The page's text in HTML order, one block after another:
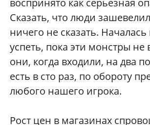
воспринято как серьезная
Сказать, что люди
ничего не сказать.
успеть, пока эти монстры
они, когда входили, на два
есть в сто раз, по обороту
любого нашего игрока.
Рост цен в магазинах